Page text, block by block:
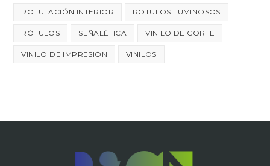
ROTULACIÓN INTERIOR ROTULOS LUMINOSOS
RÓTULOS SEÑALÉTICA VINILO DE CORTE
VINILO DE IMPRESIÓN VINILOS